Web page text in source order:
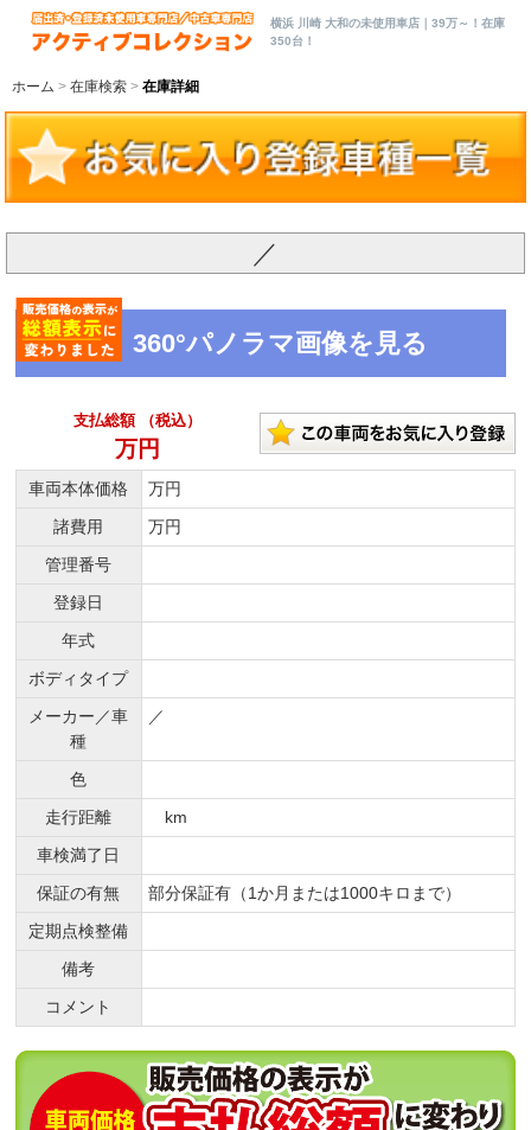
横浜 川崎 大和の未使用車店｜39万～！在庫
350台！
ホーム 在庫検索 在庫詳細
／
360°パノラマ画像を見る
支払総額 （税込）
万円
車両本体価格
万円
諸費用
万円
管理番号
登録日
年式
ボディタイプ
メーカー／車
種
／
色
走行距離
km
車検満了日
保証の有無
部分保証有（1か月または1000キロまで）
定期点検整備
備考
コメント